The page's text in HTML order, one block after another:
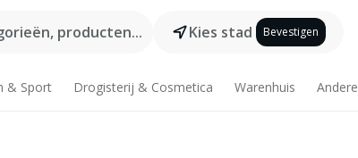
producten... Kies stad Bevestigen
& Sport Drogisterij & Cosmetica Warenhuis Andere